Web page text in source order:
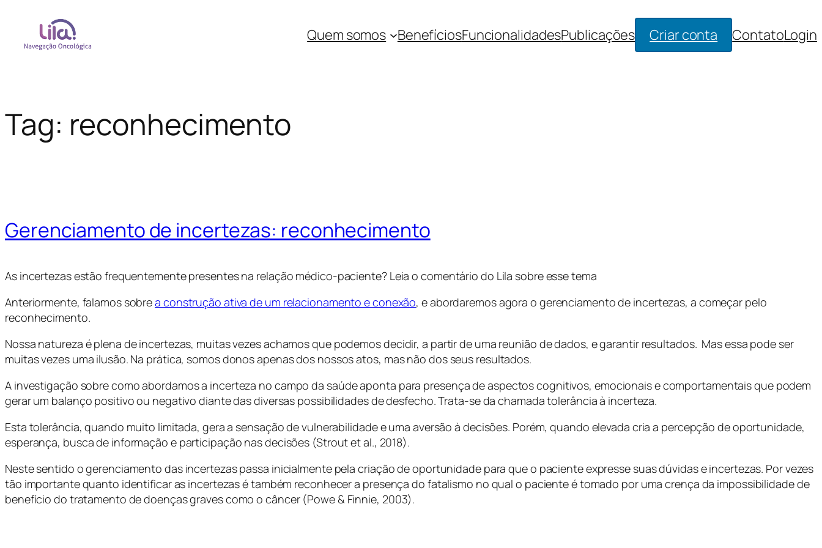
Quem somos BenefíciosFuncionalidadesPublicações Criar conta ContatoLogin
Tag: reconhecimento
Gerenciamento de incertezas: reconhecimento
As incertezas estão frequentemente presentes na relação médico-paciente? Leia o comentário do Lila sobre esse tema
Anteriormente, falamos sobrea construção ativa de um relacionamento e conexão, e abordaremos agora o gerenciamento de incertezas, a começar pelo
reconhecimento.
Nossa natureza é plena de incertezas, muitas vezes achamos que podemos decidir, a partir de uma reunião de dados, e garantir resultados. Mas essa pode ser
muitas vezes uma ilusão. Na prática, somos donos apenas dos nossos atos, mas não dos seus resultados.
A investigação sobre como abordamos a incerteza no campo da saúde aponta para presença de aspectos cognitivos, emocionais e comportamentais que podem
gerar um balanço positivo ou negativo diante das diversas possibilidades de desfecho. Trata-se da chamada tolerância à incerteza.
Esta tolerância, quando muito limitada, gera a sensação de vulnerabilidade e uma aversão à decisões. Porém, quando elevada cria a percepção de oportunidade,
esperança, busca de informação e participação nas decisões (Strout et al., 2018).
Neste sentido o gerenciamento das incertezas passa inicialmente pela criação de oportunidade para que o paciente expresse suas dúvidas e incertezas. Por vezes
tão importante quanto identificar as incertezas é também reconhecer a presença do fatalismo no qual o paciente é tomado por uma crença da impossibilidade de
benefício do tratamento de doenças graves como o câncer (Powe & Finnie, 2003).